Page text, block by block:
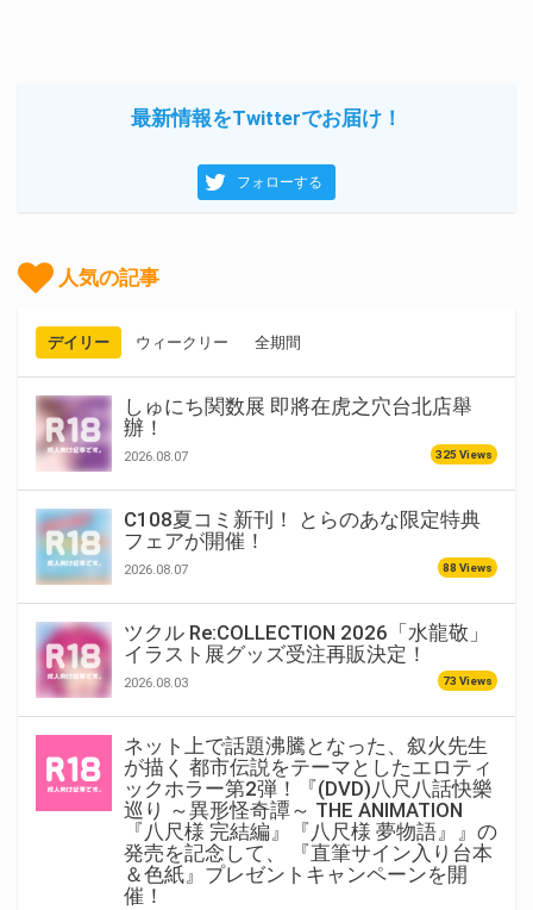
最新情報をTwitterでお届け！
フォローする
人気の記事
デイリー ウィークリー 全期間
しゅにち関数展 即將在虎之穴台北店舉
辦！
2026.08.07 325 Views
C108夏コミ新刊！ とらのあな限定特典
フェアが開催！
2026.08.07 88 Views
ツクル Re:COLLECTION 2026「水龍敬」
イラスト展グッズ受注再販決定！
2026.08.03 73 Views
ネット上で話題沸騰となった、叙火先生
が描く 都市伝説をテーマとしたエロティ
ックホラー第2弾！『(DVD)八尺八話快樂
巡り ～異形怪奇譚～ THE ANIMATION
『八尺様 完結編』『八尺様 夢物語』』の
発売を記念して、 『直筆サイン入り台本
＆色紙』プレゼントキャンペーンを開
催！